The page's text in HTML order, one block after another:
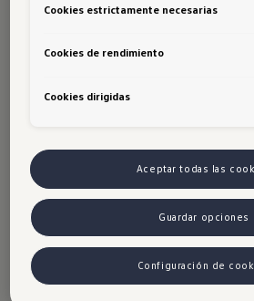
01
STGO10K -
julio
02
STGO21K -
agosto
Cookies estrictamente necesarias
Cookies de rendimiento
Cookies dirigidas
Aceptar todas las
Guardar opciones
Configuración de